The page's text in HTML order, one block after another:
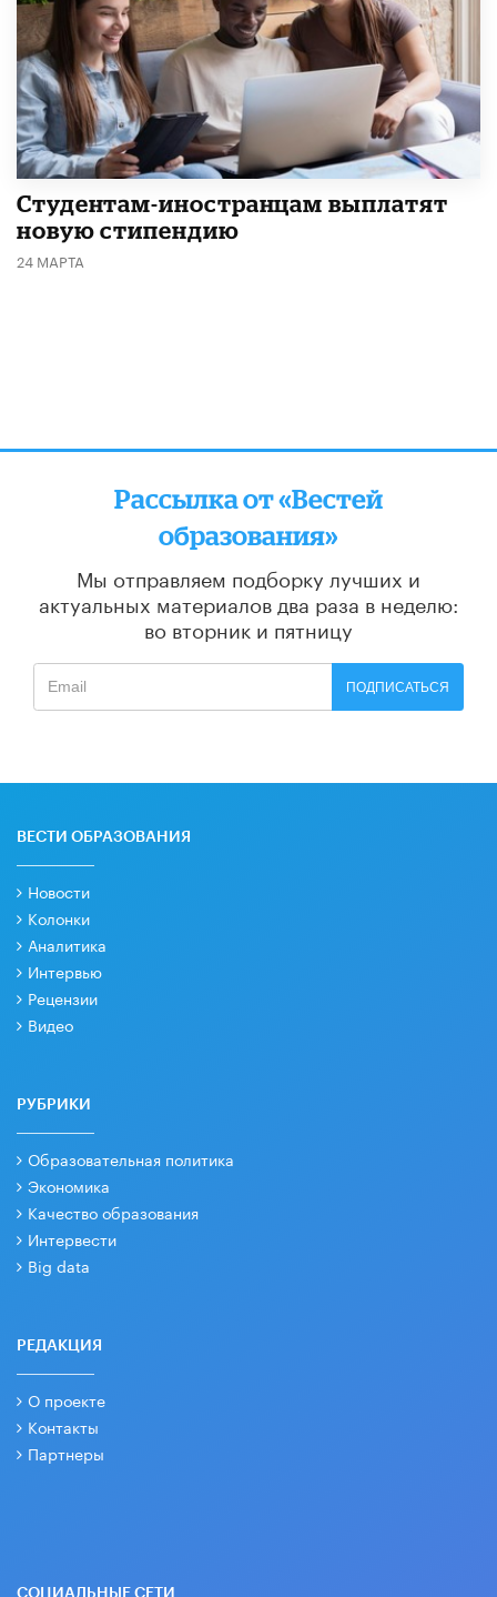
Студентам-иностранцам выплатят
новую стипендию
24 МАРТА
Рассылка от «Вестей
образования»
Мы отправляем подборку лучших и
актуальных материалов два раза в неделю:
во вторник и пятницу
ПОДПИСАТЬСЯ
ВЕСТИ ОБРАЗОВАНИЯ
Новости
Колонки
Аналитика
Интервью
Рецензии
Видео
РУБРИКИ
Образовательная политика
Экономика
Качество образования
Интервести
Big data
РЕДАКЦИЯ
О проекте
Контакты
Партнеры
СОЦИАЛЬНЫЕ СЕТИ